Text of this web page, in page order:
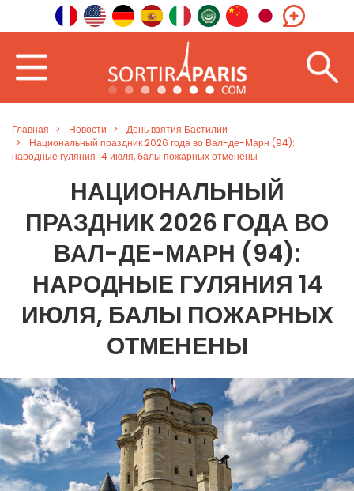
Главная Новости
День взятия Бастилии
Национальный праздник 2026 года во Вал-де-Марн (94):
народные гуляния 14 июля, балы пожарных отменены
НАЦИОНАЛЬНЫЙ
ПРАЗДНИК 2026 ГОДА ВО
ВАЛ-ДЕ-МАРН (94):
НАРОДНЫЕ ГУЛЯНИЯ 14
ИЮЛЯ, БАЛЫ ПОЖАРНЫХ
ОТМЕНЕНЫ